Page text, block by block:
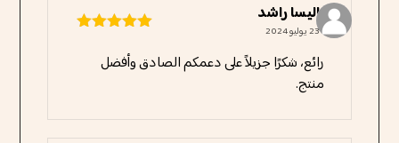
من 5
الیسا راشد
23 يوليو 2024
رائع، شكرًا جزيلاً على دعمكم الصادق وأفضل
منتج.